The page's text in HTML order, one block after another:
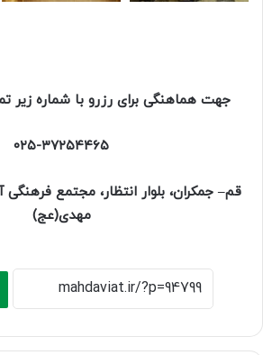
جهت هماهنگی برای رزرو با شماره زیر
۰۲۵-۳۷۲۵۴۴۶۵
قم– جمکران، بلوار انتظار، مجتمع
مهدی(عج)